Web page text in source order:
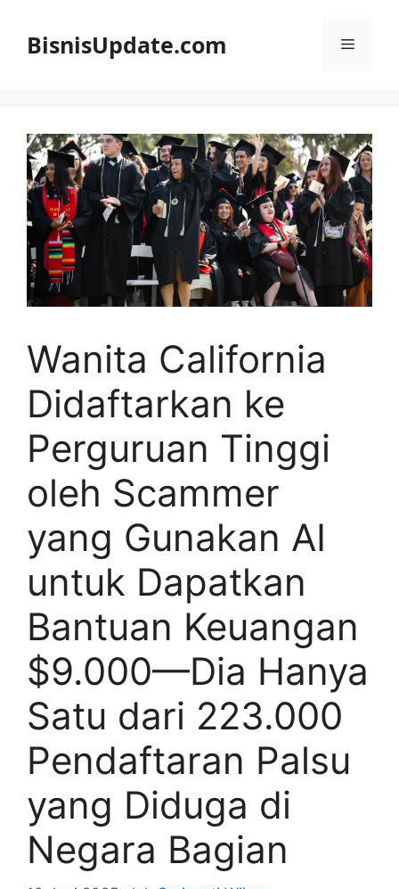
BisnisUpdate.com Menu
Wanita California
Didaftarkan ke
Perguruan Tinggi
oleh Scammer
yang Gunakan AI
untuk Dapatkan
Bantuan Keuangan
$9.000—Dia Hanya
Satu dari 223.000
Pendaftaran Palsu
yang Diduga di
Negara Bagian